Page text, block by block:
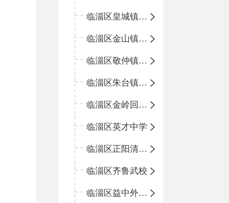
临淄区皇城镇中心学校
临淄区金山镇中心学校
临淄区敬仲镇中心学校
临淄区朱台镇中心学校
临淄区金岭回族镇中心学校
临淄区英才中学
临淄区正阳清北实验学校
临淄区齐鲁武校
临淄区益中外语学校